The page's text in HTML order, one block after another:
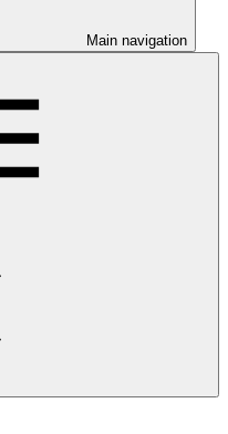
Main navigation